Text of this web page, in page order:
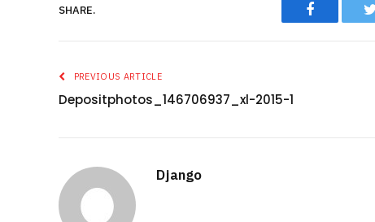
SHARE. Facebook
PREVIOUS ARTICLE
Depositphotos_146706937_xl-2015-1
Django